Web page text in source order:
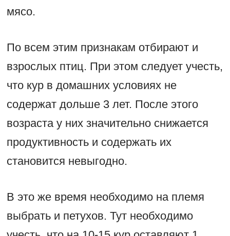
мясо.
По всем этим признакам отбирают и
взрослых птиц. При этом следует учесть,
что кур в домашних условиях не
содержат дольше 3 лет. После этого
возраста у них значительно снижается
продуктивность и содержать их
становится невыгодно.
В это же время необходимо на племя
выбрать и петухов. Тут необходимо